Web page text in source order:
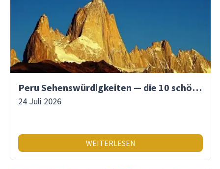
Peru Sehenswürdigkeiten — die 10 schönsten Orte
24 Juli 2026
WEITERLESEN